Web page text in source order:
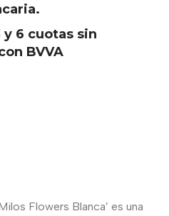
6 cuotas sin
BVVA
Flowers Blanca’ es una